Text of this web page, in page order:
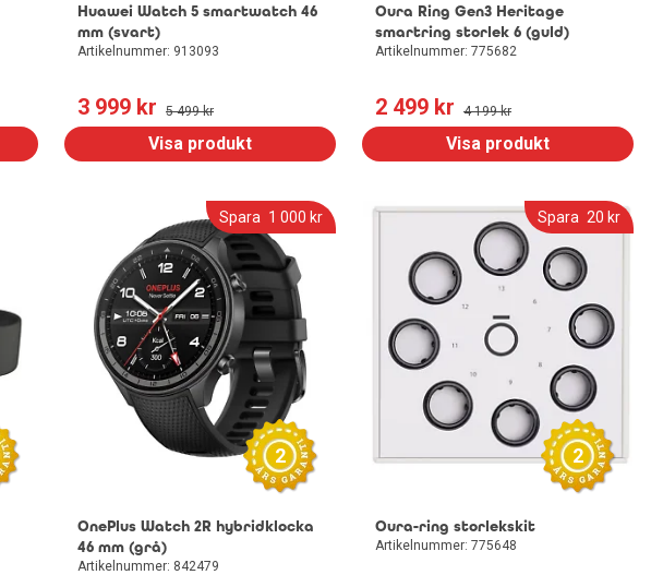
Huawei Watch 5 smartwatch 46
mm (svart)
Artikelnummer: 913093
3 999 kr 5 499 kr
Visa produkt
Oura Ring Gen3 Heritage
smartring storlek 6 (guld)
Artikelnummer: 775682
2 499 kr 4 199 kr
Visa produkt
Spara 1 000 kr
2
OnePlus Watch 2R hybridklocka
46 mm (grå)
Artikelnummer: 842479
Spara 20 kr
2
Oura-ring storlekskit
Artikelnummer: 775648